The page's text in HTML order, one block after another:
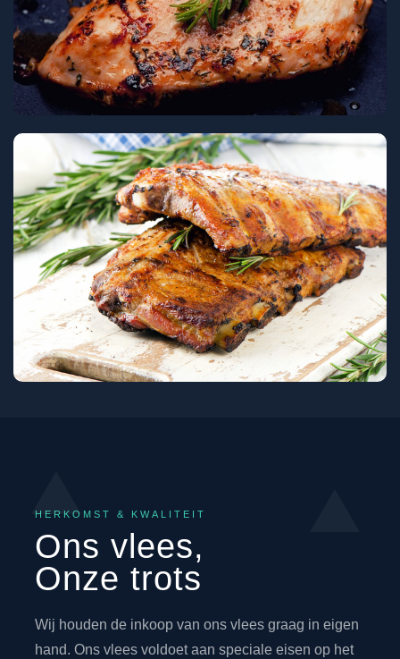
HERKOMST & KWALITEIT
Ons vlees,
Onze trots
Wij houden de inkoop van ons vlees graag in eigen
hand. Ons vlees voldoet aan speciale eisen op het